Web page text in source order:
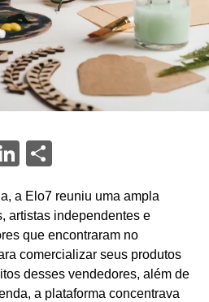
LinkedIn
Share
a Elo7 reuniu uma ampla
artistas independentes e
que encontraram no
comercializar seus produtos
desses vendedores, além de
a plataforma concentrava